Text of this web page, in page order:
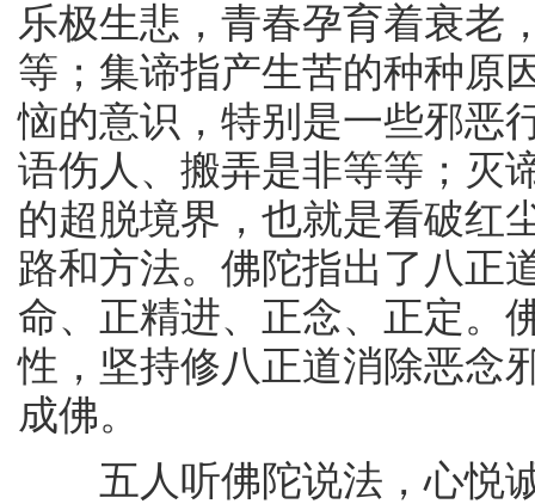
乐极生悲，青春孕育着衰老
等；集谛指产生苦的种种原
恼的意识，特别是一些邪恶
语伤人、搬弄是非等等；灭
的超脱境界，也就是看破红
路和方法。佛陀指出了八正
命、正精进、正念、正定。
性，坚持修八正道消除恶念
成佛。
五人听佛陀说法，心悦诚